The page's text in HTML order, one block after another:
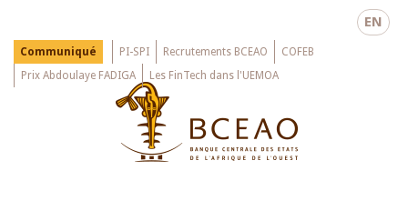
main
EN
Menu
Top
Communiqué PI-SPI Recrutements BCEAO
COFEB
Prix Abdoulaye FADIGA
Les FinTech dans l'UEMOA